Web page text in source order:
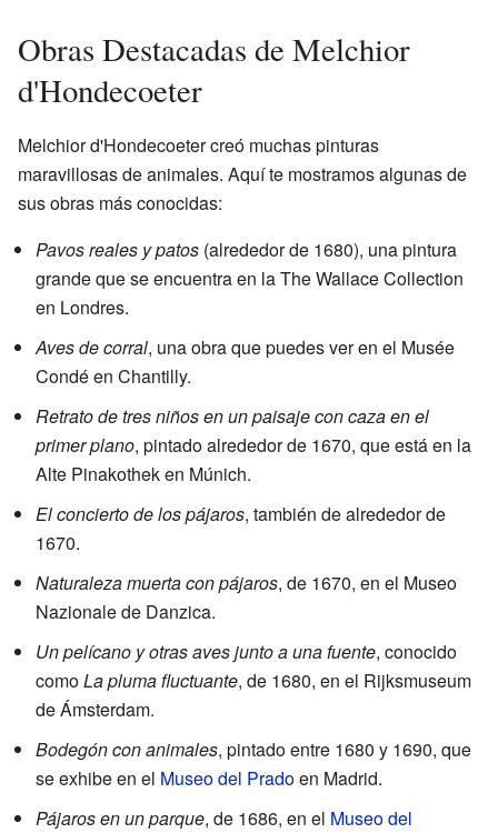
Obras Destacadas de Melchior
d'Hondecoeter
Melchior d'Hondecoeter creó muchas pinturas
maravillosas de animales. Aquí te mostramos algunas de
sus obras más conocidas:
Pavos reales y patos (alrededor de 1680), una pintura
grande que se encuentra en la The Wallace Collection
en Londres.
Aves de corral, una obra que puedes ver en el Musée
Condé en Chantilly.
Retrato de tres niños en un paisaje con caza en el
primer plano, pintado alrededor de 1670, que está en la
Alte Pinakothek en Múnich.
El concierto de los pájaros, también de alrededor de
1670.
Naturaleza muerta con pájaros, de 1670, en el Museo
Nazionale de Danzica.
Un pelícano y otras aves junto a una fuente, conocido
comoLa pluma fluctuante, de 1680, en el Rijksmuseum
de Ámsterdam.
Bodegón con animales, pintado entre 1680 y 1690, que
se exhibe en el Museo del Pradoen Madrid.
Pájaros en un parque, de 1686, en el Museo del